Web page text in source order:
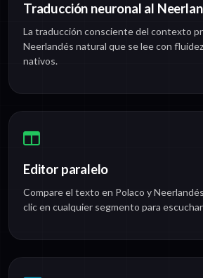
Traducción neuronal al
La traducción consciente del contexto
Neerlandés natural que se lee con
nativos.
Editor paralelo
Compare el texto en Polaco y
clic en cualquier segmento para